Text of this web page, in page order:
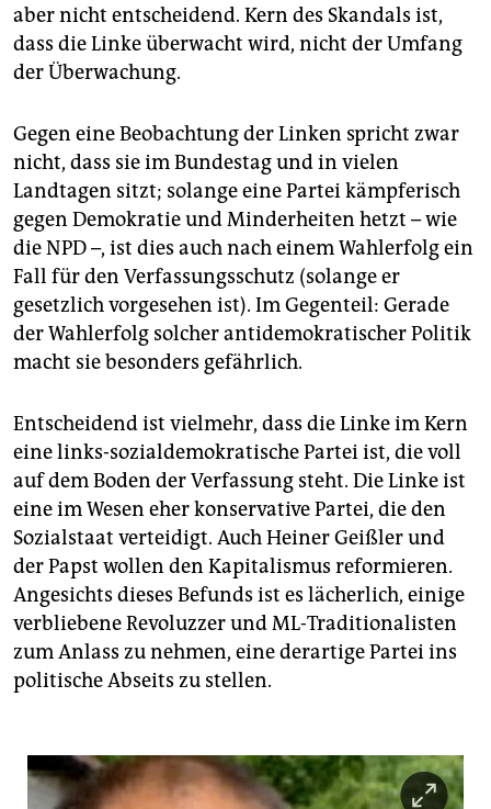
veranstaltungen
shop
unterstützen
abo
genossenschaft
epaper login
aber nicht entscheidend. Kern des Skandals ist,
dass die Linke überwacht wird, nicht der Umfang
der Überwachung.
Gegen eine Beobachtung der Linken spricht zwar
nicht, dass sie im Bundestag und in vielen
Landtagen sitzt; solange eine Partei kämpferisch
gegen Demokratie und Minderheiten hetzt – wie
die NPD –, ist dies auch nach einem Wahlerfolg ein
Fall für den Verfassungsschutz (solange er
gesetzlich vorgesehen ist). Im Gegenteil: Gerade
der Wahlerfolg solcher antidemokratischer Politik
macht sie besonders gefährlich.
Entscheidend ist vielmehr, dass die Linke im Kern
eine links-sozialdemokratische Partei ist, die voll
auf dem Boden der Verfassung steht. Die Linke ist
eine im Wesen eher konservative Partei, die den
Sozialstaat verteidigt. Auch Heiner Geißler und
der Papst wollen den Kapitalismus reformieren.
Angesichts dieses Befunds ist es lächerlich, einige
verbliebene Revoluzzer und ML-Traditionalisten
zum Anlass zu nehmen, eine derartige Partei ins
politische Abseits zu stellen.